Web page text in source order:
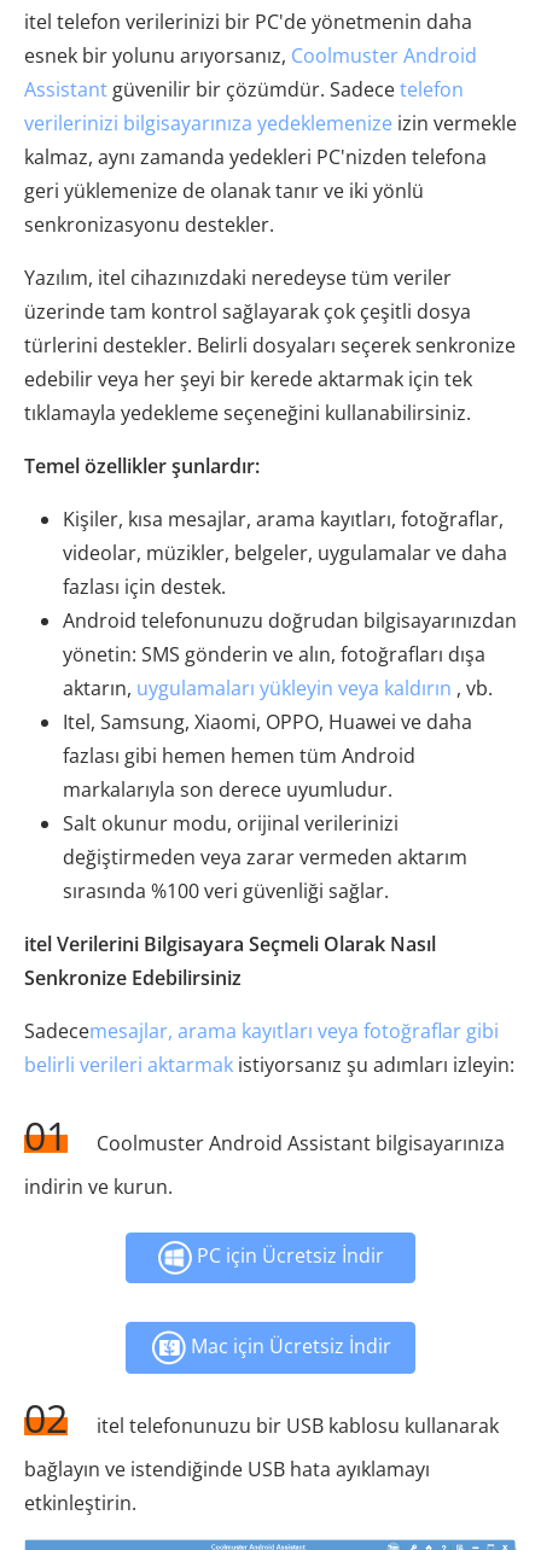
itel telefon verilerinizi bir PC'de yönetmenin daha
esnek bir yolunu arıyorsanız, Coolmuster Android
Assistant güvenilir bir çözümdür. Sadecetelefon
verilerinizi bilgisayarınıza yedeklemenize izin vermekle
kalmaz, aynı zamanda yedekleri PC'nizden telefona
geri yüklemenize de olanak tanır ve iki yönlü
senkronizasyonu destekler.
Yazılım, itel cihazınızdaki neredeyse tüm veriler
üzerinde tam kontrol sağlayarak çok çeşitli dosya
türlerini destekler. Belirli dosyaları seçerek senkronize
edebilir veya her şeyi bir kerede aktarmak için tek
tıklamayla yedekleme seçeneğini kullanabilirsiniz.
Temel özellikler şunlardır:
Kişiler, kısa mesajlar, arama kayıtları, fotoğraflar,
videolar, müzikler, belgeler, uygulamalar ve daha
fazlası için destek.
Android telefonunuzu doğrudan bilgisayarınızdan
yönetin: SMS gönderin ve alın, fotoğrafları dışa
aktarın, uygulamaları yükleyin veya kaldırın , vb.
Itel, Samsung, Xiaomi, OPPO, Huawei ve daha
fazlası gibi hemen hemen tüm Android
markalarıyla son derece uyumludur.
Salt okunur modu, orijinal verilerinizi
değiştirmeden veya zarar vermeden aktarım
sırasında %100 veri güvenliği sağlar.
itel Verilerini Bilgisayara Seçmeli Olarak Nasıl
Senkronize Edebilirsiniz
Sadecemesajlar, arama kayıtları veya fotoğraflar gibi
belirli verileri aktarmak istiyorsanız şu adımları izleyin:
01
Coolmuster Android Assistant bilgisayarınıza
indirin ve kurun.
PC için Ücretsiz İndir
Mac için Ücretsiz İndir
02
itel telefonunuzu bir USB kablosu kullanarak
bağlayın ve istendiğinde USB hata ayıklamayı
etkinleştirin.